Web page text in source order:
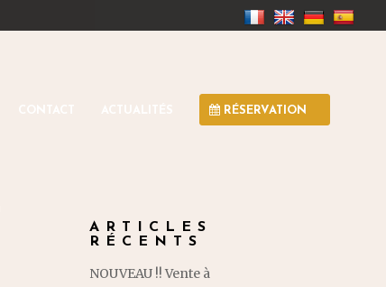
RÉSERVATION
ARTICLES
RÉCENTS
NOUVEAU !! Vente à